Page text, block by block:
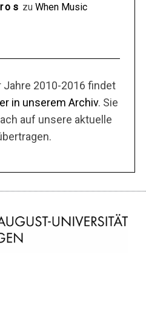
zu When Music
Jahre 2010-2016 findet
in unserem Archiv. Sie
auf unsere aktuelle